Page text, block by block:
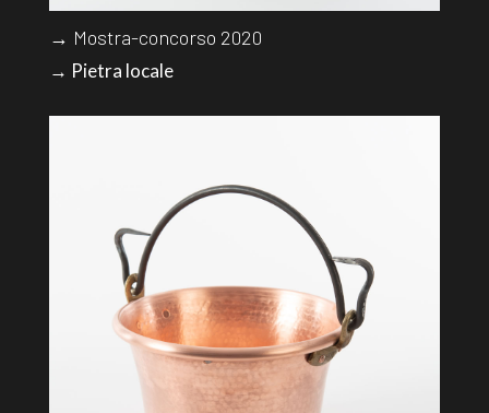
→ Mostra-concorso 2020
→ Pietra locale